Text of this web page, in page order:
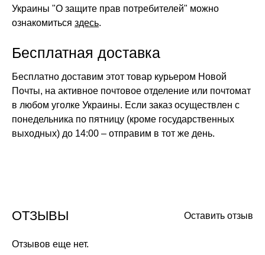
Украины "О защите прав потребителей" можно
ознакомиться здесь.
Бесплатная доставка
Бесплатно доставим этот товар курьером Новой
Почты, на активное почтовое отделение или почтомат
в любом уголке Украины. Если заказ осуществлен с
понедельника по пятницу (кроме государственных
выходных) до 14:00 – отправим в тот же день.
Оставить отзыв
ОТЗЫВЫ
Отзывов еще нет.